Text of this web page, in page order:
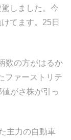
しました。今
てます。25日
数の方がはるか
ファーストリテ
がさ株が引っ
主力の自動車